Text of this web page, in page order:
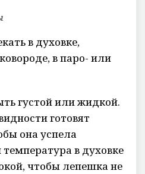
в духовке,
в паро- или
густой или жидкой.
готовят
она успела
в духовке
чтобы лепешка не